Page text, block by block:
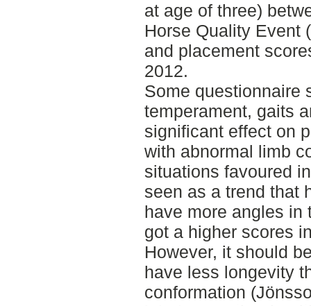
at age of three)
Horse Quality Event
and placement
2012.
Some questionnaire
temperament, gaits
significant effect on
with abnormal limb
situations favoured
seen as a trend that
have more angles in
got a higher scores
However, it should
have less longevity
conformation